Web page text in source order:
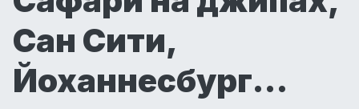
Сан Сити,
Йоханнесбург…